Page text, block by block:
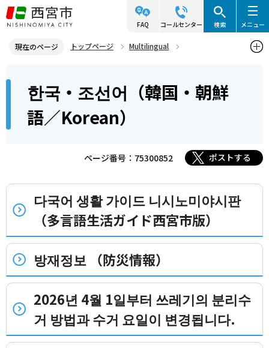
こ
の
ジ
頭
FAQ コールセンター 検索 メニュー
現在のページ トップページ
Multilingual
한국・조선어（韓国・朝鮮
語／Korean）
ページ番号：75300852 ポストする
다국어 생활 가이드 니시노미야시판
（多言語生活ガイド西宮市版）
방재정보 （防災情報）
2026년 4월 1일부터 쓰레기의 분리수
거 방법과 수거 요일이 변경됩니다.